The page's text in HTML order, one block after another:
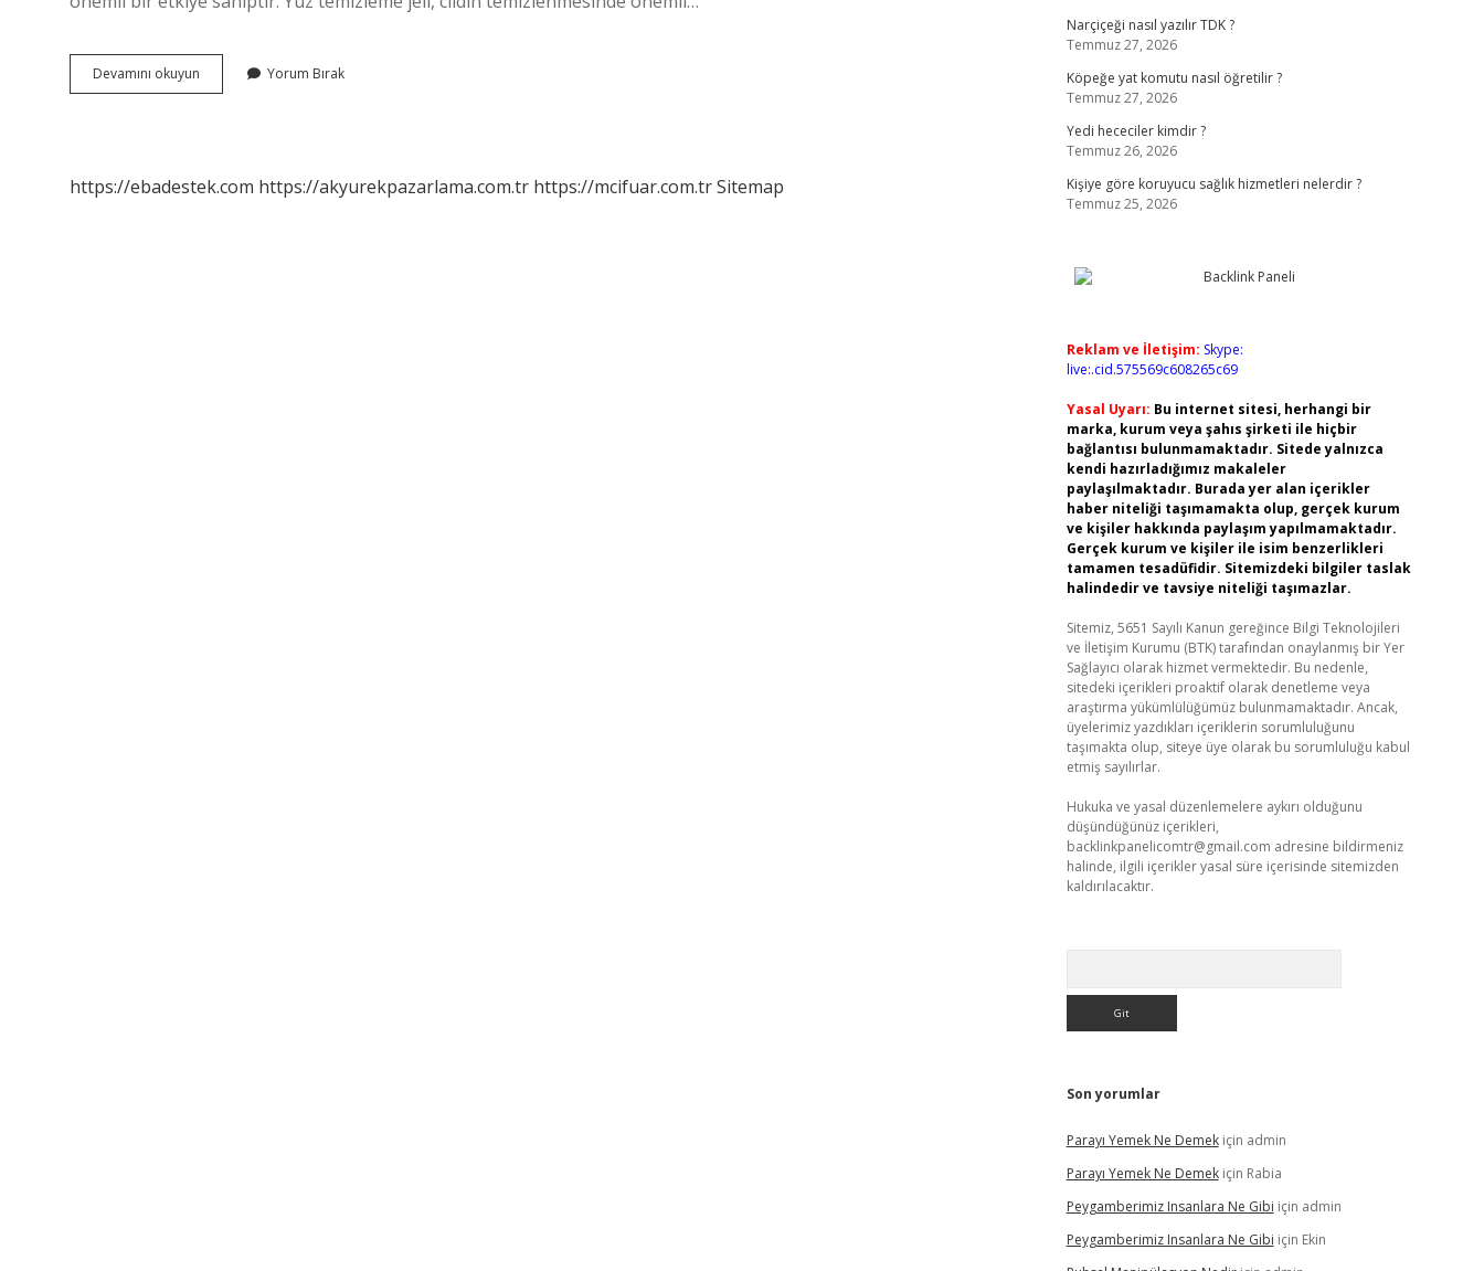
Devamını okuyun
Yüz
Yorum Bırak
https://ebadestek.com https://akyurekpazarlama.com.tr https://mcifuar.com.trSitemap
Narçiçeği nasıl yazılır TDK ?
Temmuz 27, 2026
Köpeğe yat komutu nasıl öğretilir ?
Temmuz 27, 2026
Yedi hececiler kimdir ?
Temmuz 26, 2026
Kişiye göre koruyucu sağlık hizmetleri nelerdir ?
Temmuz 25, 2026
Reklam ve İletişim: Skype:
live:.cid.575569c608265c69
Yasal Uyarı: Bu internet sitesi, herhangi bir
marka, kurum veya şahıs şirketi ile hiçbir
bağlantısı bulunmamaktadır. Sitede yalnızca
kendi hazırladığımız makaleler
paylaşılmaktadır. Burada yer alan içerikler
haber niteliği taşımamakta olup, gerçek kurum
ve kişiler hakkında paylaşım yapılmamaktadır.
Gerçek kurum ve kişiler ile isim benzerlikleri
tamamen tesadüfidir. Sitemizdeki bilgiler taslak
halindedir ve tavsiye niteliği taşımazlar.
Sitemiz, 5651 Sayılı Kanun gereğince Bilgi Teknolojileri
ve İletişim Kurumu (BTK) tarafından onaylanmış bir Yer
Sağlayıcı olarak hizmet vermektedir. Bu nedenle,
sitedeki içerikleri proaktif olarak denetleme veya
araştırma yükümlülüğümüz bulunmamaktadır. Ancak,
üyelerimiz yazdıkları içeriklerin sorumluluğunu
taşımakta olup, siteye üye olarak bu sorumluluğu kabul
etmiş sayılırlar.
Hukuka ve yasal düzenlemelere aykırı olduğunu
düşündüğünüz içerikleri,
backlinkpanelicomtr@gmail.com adresine bildirmeniz
halinde, ilgili içerikler yasal süre içerisinde sitemizden
kaldırılacaktır.
Son yorumlar
Parayı Yemek Ne Demekiçin admin
Parayı Yemek Ne Demekiçin Rabia
Peygamberimiz Insanlara Ne Gibi için admin
Peygamberimiz Insanlara Ne Gibi için Ekin